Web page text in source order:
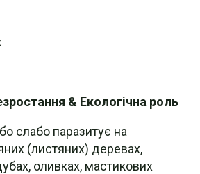
& Екологічна роль
слабо паразитує на
(листяних) деревах,
оливках, мастикових